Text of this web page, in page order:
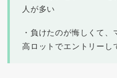
人が多い
・負けたのが悔しくて
高ロットでエントリーし